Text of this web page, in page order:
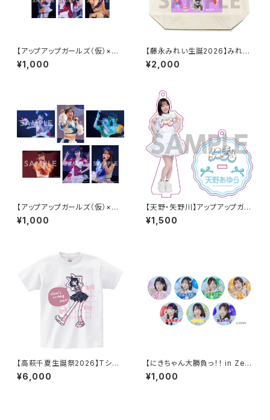
【アップアップガールズ（仮）×
（２）】2Lポートレート（夜公演）
¥1,000
【藤永みれい生誕2026】みれた
ん描き下ろし トートバッグ
¥2,000
【アップアップガールズ（仮）×
（２）】2Lポートレート（昼公演）
¥1,000
【天野・矢野川】アップアップガー
ルズ（２） アクリルスタンドキー
ホルダー
¥1,500
【高萩千夏生誕祭2026】Tシャ
ツ
¥6,000
【にきちゃん大勝負っ！！ in Zep
p DiverCity】にきちゃん新体制
スタンド缶バッジ
¥1,000